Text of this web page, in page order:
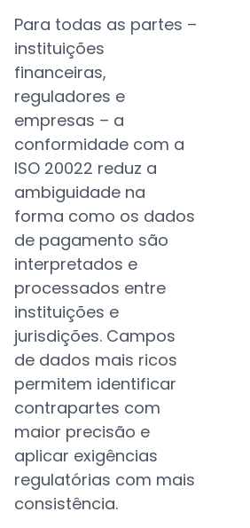
Para todas as partes –
instituições
financeiras,
reguladores e
empresas – a
conformidade com a
ISO 20022 reduz a
ambiguidade na
forma como os dados
de pagamento são
interpretados e
processados entre
instituições e
jurisdições. Campos
de dados mais ricos
permitem identificar
contrapartes com
maior precisão e
aplicar exigências
regulatórias com mais
consistência.